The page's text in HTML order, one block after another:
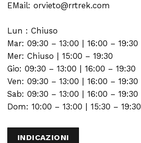
EMail: orvieto@rrtrek.com
Lun : Chiuso
Mar: 09:30 – 13:00 | 16:00 – 19:30
Mer: Chiuso | 15:00 – 19:30
Gio: 09:30 – 13:00 | 16:00 – 19:30
Ven: 09:30 – 13:00 | 16:00 – 19:30
Sab: 09:30 – 13:00 | 16:00 – 19:30
Dom: 10:00 – 13:00 | 15:30 – 19:30
INDICAZIONI